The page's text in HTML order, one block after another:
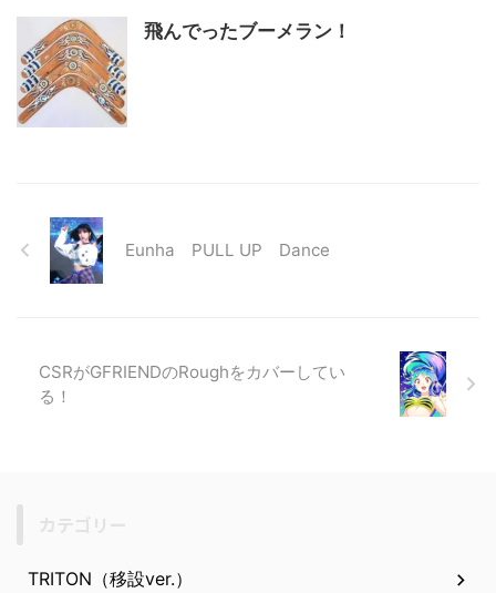
飛んでったブーメラン！
Eunha PULL UP Dance
CSRがGFRIENDのRoughをカバーしてい
る！
TRITON（移設ver.）